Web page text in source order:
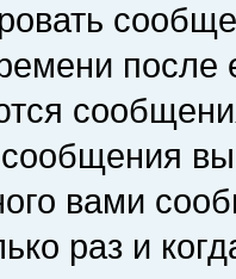
сообщения
вами
раз и